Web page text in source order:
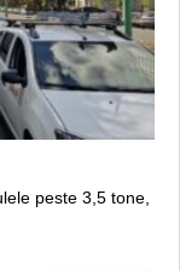
peste 3,5 tone,